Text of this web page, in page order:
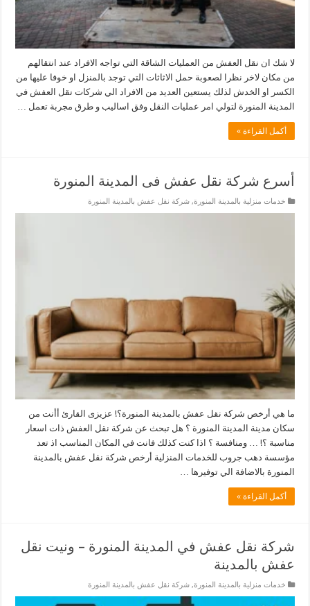
لا شك ان نقل العفش من العمليات الشاقة التي تواجه الافراد عند انتقالهم
من مكان لاخر نظرا لصعوبة حمل الاثاثات التي توجد بالمنزل او خوفا عليها من
الكسر او الخدش لذلك يستعين العديد من الافراد الي شركات نقل العفش في
المدينة المنورة لتولي امر عمليات النقل وفق اساليب و طرق مجربة تعمل …
أكمل القراءة »
أسرع شركة نقل عفش فى المدينة المنورة
خدمات منزلية بالمدينة المنورة,شركة نقل عفش بالمدينة المنورة
ما هي أرخص شركة نقل عفش بالمدينة المنورة؟! عزيزى القارئ أأنت من
سكان مدينة المدينة المنورة ؟ هل تبحث عن شركة نقل العفش ذات اسعار
مناسبة ؟! … ومنافسة ؟ اذا كنت كذلك فانت في المكان المناسب اذ تعد
مؤسسة دهب جروب للخدمات المنزلية أرخص شركة نقل عفش بالمدينة
المنورة بالاضافة الي توفيرها …
أكمل القراءة »
شركة نقل عفش في المدينة المنورة – ونيت نقل
عفش بالمدينة
خدمات منزلية بالمدينة المنورة,شركة نقل عفش بالمدينة المنورة